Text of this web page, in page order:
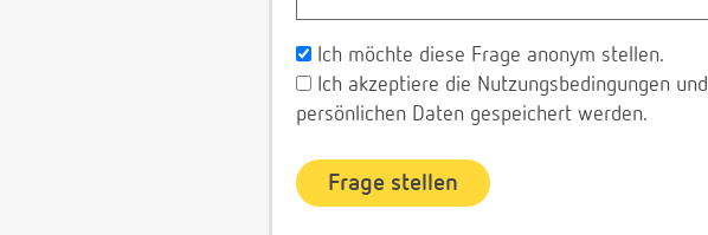
Ich möchte diese Frage anonym stellen.
Ich akzeptiere die Nutzungsbedingungen und
persönlichen Daten gespeichert werden.